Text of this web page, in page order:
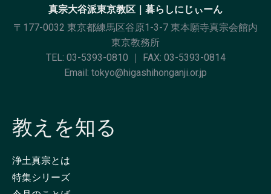
真宗大谷派東京教区｜暮らしにじぃーん
〒177-0032 東京都練馬区谷原1-3-7 東本願寺真宗会館内
東京教務所
TEL: 03-5393-0810 ｜ FAX: 03-5393-0814
Email: tokyo@higashihonganji.or.jp
教えを知る
浄土真宗とは
特集シリーズ